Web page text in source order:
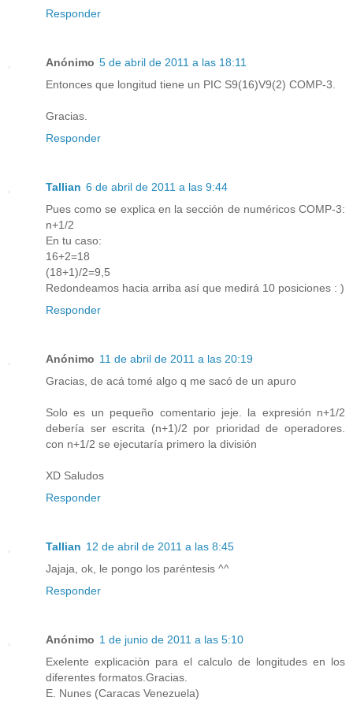
Responder
Anónimo 5 de abril de 2011 a las 18:11
Entonces que longitud tiene un PIC S9(16)V9(2) COMP-3.
Gracias.
Responder
Tallian 6 de abril de 2011 a las 9:44
Pues como se explica en la sección de numéricos COMP-3:
n+1/2
En tu caso:
16+2=18
(18+1)/2=9,5
Redondeamos hacia arriba así que medirá 10 posiciones : )
Responder
Anónimo 11 de abril de 2011 a las 20:19
Gracias, de acá tomé algo q me sacó de un apuro
Solo es un pequeño comentario jeje. la expresión n+1/2
debería ser escrita (n+1)/2 por prioridad de operadores.
con n+1/2 se ejecutaría primero la división
XD Saludos
Responder
Tallian 12 de abril de 2011 a las 8:45
Jajaja, ok, le pongo los paréntesis ^^
Responder
Anónimo 1 de junio de 2011 a las 5:10
Exelente explicaciòn para el calculo de longitudes en los
diferentes formatos.Gracias.
E. Nunes (Caracas Venezuela)